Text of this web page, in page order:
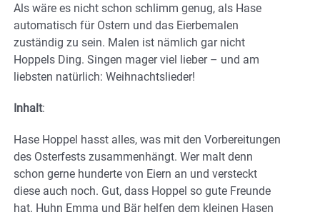
Als wäre es nicht schon schlimm genug, als Hase
automatisch für Ostern und das Eierbemalen
zuständig zu sein. Malen ist nämlich gar nicht
Hoppels Ding. Singen mager viel lieber – und am
liebsten natürlich: Weihnachtslieder!
Inhalt:
Hase Hoppel hasst alles, was mit den Vorbereitungen
des Osterfests zusammenhängt. Wer malt denn
schon gerne hunderte von Eiern an und versteckt
diese auch noch. Gut, dass Hoppel so gute Freunde
hat. Huhn Emma und Bär helfen dem kleinen Hasen